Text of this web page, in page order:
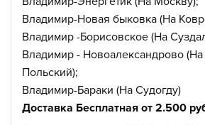
Владимир-Новая быковка (На
Владимир -Борисовское (На
Владимир - Новоалександрово
Польский);
Владимир-Бараки (На Судогду)
Доставка Бесплатная от 2.500